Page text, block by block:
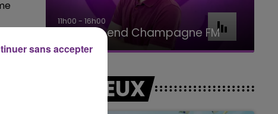
16h00 - 20h00
Le Week-end Champagne FM
LES JEUX
sans accepter